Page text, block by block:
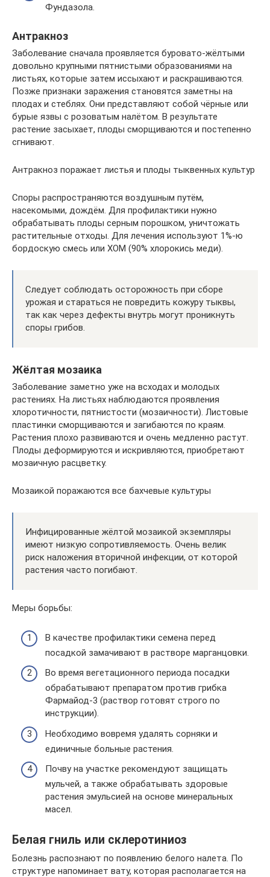
Фундазола.
Антракноз
Заболевание сначала проявляется буровато-жёлтыми
довольно крупными пятнистыми образованиями на
листьях, которые затем иссыхают и раскрашиваются.
Позже признаки заражения становятся заметны на
плодах и стеблях. Они представляют собой чёрные или
бурые язвы с розоватым налётом. В результате
растение засыхает, плоды сморщиваются и постепенно
сгнивают.
Антракноз поражает листья и плоды тыквенных культур
Споры распространяются воздушным путём,
насекомыми, дождём. Для профилактики нужно
обрабатывать плоды серным порошком, уничтожать
растительные отходы. Для лечения используют 1%-ю
бордоскую смесь или ХОМ (90% хлорокись меди).
Следует соблюдать осторожность при сборе
урожая и стараться не повредить кожуру тыквы,
так как через дефекты внутрь могут проникнуть
споры грибов.
Жёлтая мозаика
Заболевание заметно уже на всходах и молодых
растениях. На листьях наблюдаются проявления
хлоротичности, пятнистости (мозаичности). Листовые
пластинки сморщиваются и загибаются по краям.
Растения плохо развиваются и очень медленно растут.
Плоды деформируются и искривляются, приобретают
мозаичную расцветку.
Мозаикой поражаются все бахчевые культуры
Инфицированные жёлтой мозаикой экземпляры
имеют низкую сопротивляемость. Очень велик
риск наложения вторичной инфекции, от которой
растения часто погибают.
Меры борьбы:
В качестве профилактики семена перед
посадкой замачивают в растворе марганцовки.
Во время вегетационного периода посадки
обрабатывают препаратом против грибка
Фармайод-3 (раствор готовят строго по
инструкции).
Необходимо вовремя удалять сорняки и
единичные больные растения.
Почву на участке рекомендуют защищать
мульчей, а также обрабатывать здоровые
растения эмульсией на основе минеральных
масел.
Белая гниль или склеротиниоз
Болезнь распознают по появлению белого налета. По
структуре напоминает вату, которая располагается на